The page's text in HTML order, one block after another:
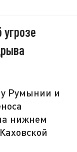
Румынии и
нижнем